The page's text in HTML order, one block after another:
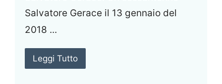
Salvatore Gerace il 13 gennaio del
2018 ...
Leggi Tutto